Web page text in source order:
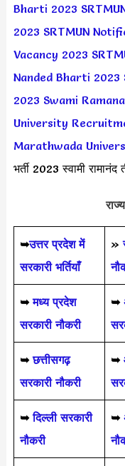
Bharti 2023
2023 SRTMUN
Vacancy 2023
Nanded Bharti 2023
2023 Swami
University
Marathwada
भर्ती 2023 स्वामी रामानंद
➥उत्तर प्रदेश में
सरकारी भर्तियाँ
»
➥ मध्य प्रदेश
सरकारी नौकरी
➥
➥ छत्तीसगढ़
सरकारी नौकरी
➥
➥ दिल्ली सरकारी
नौकरी
➥